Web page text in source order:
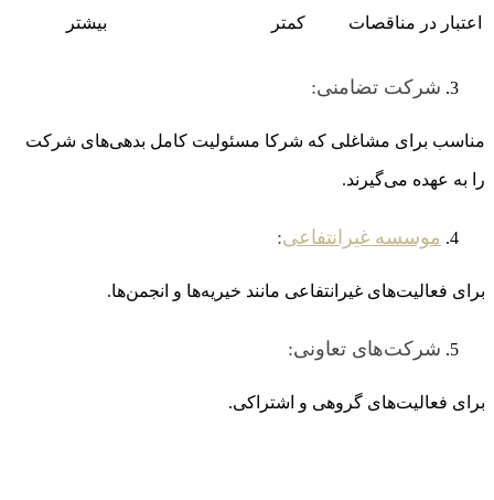
اعتبار در مناقصات کمتر بیشتر
شرکت تضامنی:
مناسب برای مشاغلی که شرکا مسئولیت کامل بدهی‌های شرکت
را به عهده می‌گیرند.
موسسه غیرانتفاعی:
برای فعالیت‌های غیرانتفاعی مانند خیریه‌ها و انجمن‌ها.
شرکت‌های تعاونی:
برای فعالیت‌های گروهی و اشتراکی.